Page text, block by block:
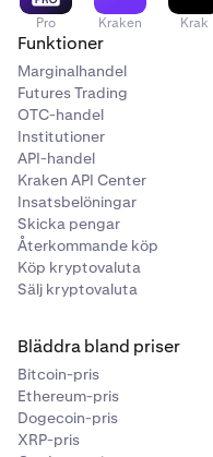
Pro Kraken Krak
Funktioner
Marginalhandel
Futures Trading
OTC-handel
Institutioner
API-handel
Kraken API Center
Insatsbelöningar
Skicka pengar
Återkommande köp
Köp kryptovaluta
Sälj kryptovaluta
Bläddra bland priser
Bitcoin-pris
Ethereum-pris
Dogecoin-pris
XRP-pris